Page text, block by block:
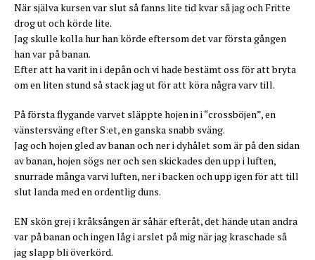
När själva kursen var slut så fanns lite tid kvar så jag och Fritte
drog ut och körde lite.
Jag skulle kolla hur han körde eftersom det var första gången
han var på banan.
Efter att ha varit in i depån och vi hade bestämt oss för att bryta
om en liten stund så stack jag ut för att köra några varv till.
På första flygande varvet släppte hojen in i “crossböjen”, en
vänstersväng efter S:et, en ganska snabb sväng.
Jag och hojen gled av banan och ner i dyhålet som är på den sidan
av banan, hojen sögs ner och sen skickades den upp i luften,
snurrade många varvi luften, ner i backen och upp igen för att till
slut landa med en ordentlig duns.
EN skön grej i kråksången är såhär efteråt, det hände utan andra
var på banan och ingen låg i arslet på mig när jag kraschade så
jag slapp bli överkörd.